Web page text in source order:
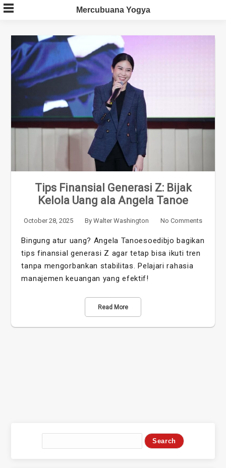
Skip
to
Mercubuana Yogya
Tips Finansial Generasi Z: Bijak
Kelola Uang ala Angela Tanoe
October 28, 2025 By Walter Washington No Comments
Bingung atur uang? Angela Tanoesoedibjo bagikan
tips finansial generasi Z agar tetap bisa ikuti tren
tanpa mengorbankan stabilitas. Pelajari rahasia
manajemen keuangan yang efektif!
Read More